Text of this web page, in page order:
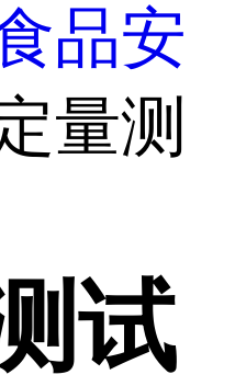
品安
量测
试